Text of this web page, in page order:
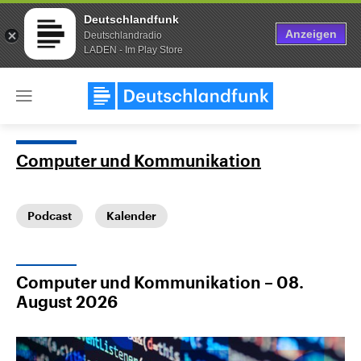
Deutschlandfunk
Deutschlandradio
LADEN - Im Play Store
Anzeigen
Close
Landtagswahl Sachsen-Anhalt
USA
Computer und Kommunikation
Podcast Kalender
Computer und Kommunikation – 08.
August 2026